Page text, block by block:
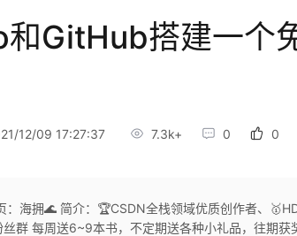
GitHub搭建一个
12/09 17:27:37 7.3k+ 0 0
：海拥🌊 简介：🏆CSDN全栈领域优质创作者、
群 每周送6~9本书，不定期送各种小礼品，往期获